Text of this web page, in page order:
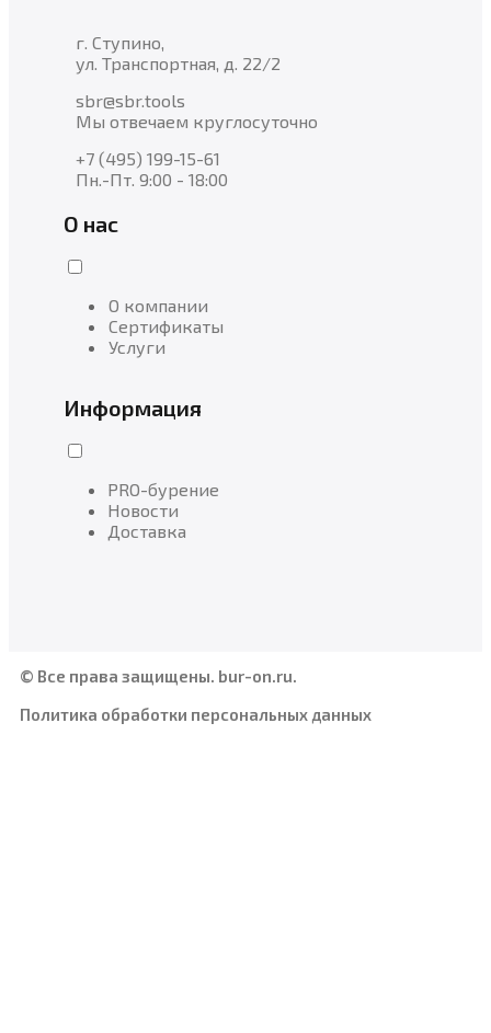
г. Ступино,
ул. Транспортная, д. 22/2
sbr@sbr.tools
Мы отвечаем круглосуточно
+7 (495) 199-15-61
Пн.-Пт. 9:00 - 18:00
О нас
О компании
Сертификаты
Услуги
Информация
PRO-бурение
Новости
Доставка
© Все права защищены. bur-on.ru.
Политика обработки персональных данных